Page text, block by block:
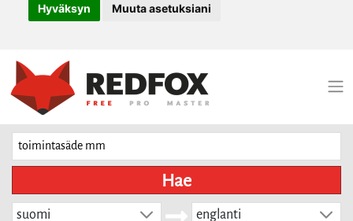
Hyväksyn Muuta asetuksiani
Hae
suomi englanti